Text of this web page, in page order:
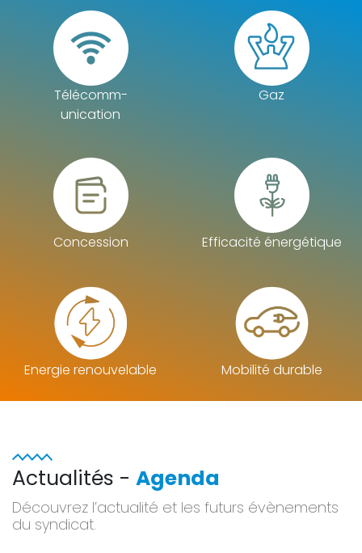
Télécomm-
unication
Gaz
Concession Efficacité énergétique
Energie renouvelable Mobilité durable
Actualités - Agenda
Découvrez l’actualité et les futurs évènements
du syndicat.